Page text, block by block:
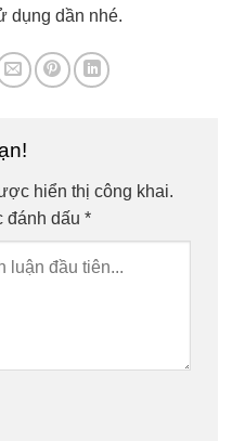
dụng dần nhé.
hiển thị công khai.
đánh dấu *